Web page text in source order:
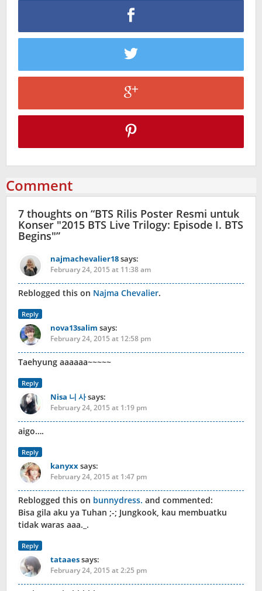
Comment
7 thoughts on “BTS Rilis Poster Resmi untuk
Konser "2015 BTS Live Trilogy: Episode I. BTS
Begins"”
najmachevalier18says:
February 24, 2015 at 11:38 am
Reblogged this on Najma Chevalier.
Reply
nova13salim says:
February 24, 2015 at 12:58 pm
Taehyung aaaaaa~~~~~
Reply
Nisa 니 사says:
February 24, 2015 at 1:19 pm
aigo….
Reply
kanyxxsays:
February 24, 2015 at 1:47 pm
Reblogged this on bunnydress. and commented:
Bisa gila aku ya Tuhan ;-; Jungkook, kau membuatku
tidak waras aaa._.
Reply
tataaessays:
February 24, 2015 at 2:25 pm